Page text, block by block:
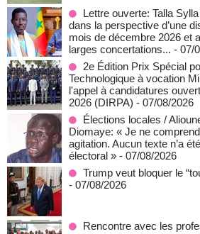
Lettre ouverte: Talla
dans la perspective d’une
mois de décembre 2026 et
larges concertations... - 07/
2e Édition Prix Spécial
Technologique à vocation
l'appel à candidatures
2026 (DIRPA) - 07/08/2026
Élections locales /
Diomaye: « Je ne
agitation. Aucun texte n’a
électoral » - 07/08/2026
Trump veut bloquer le
- 07/08/2026
Rencontre avec les